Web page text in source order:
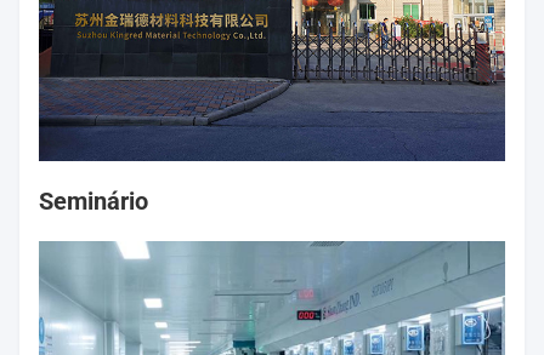
Seminário